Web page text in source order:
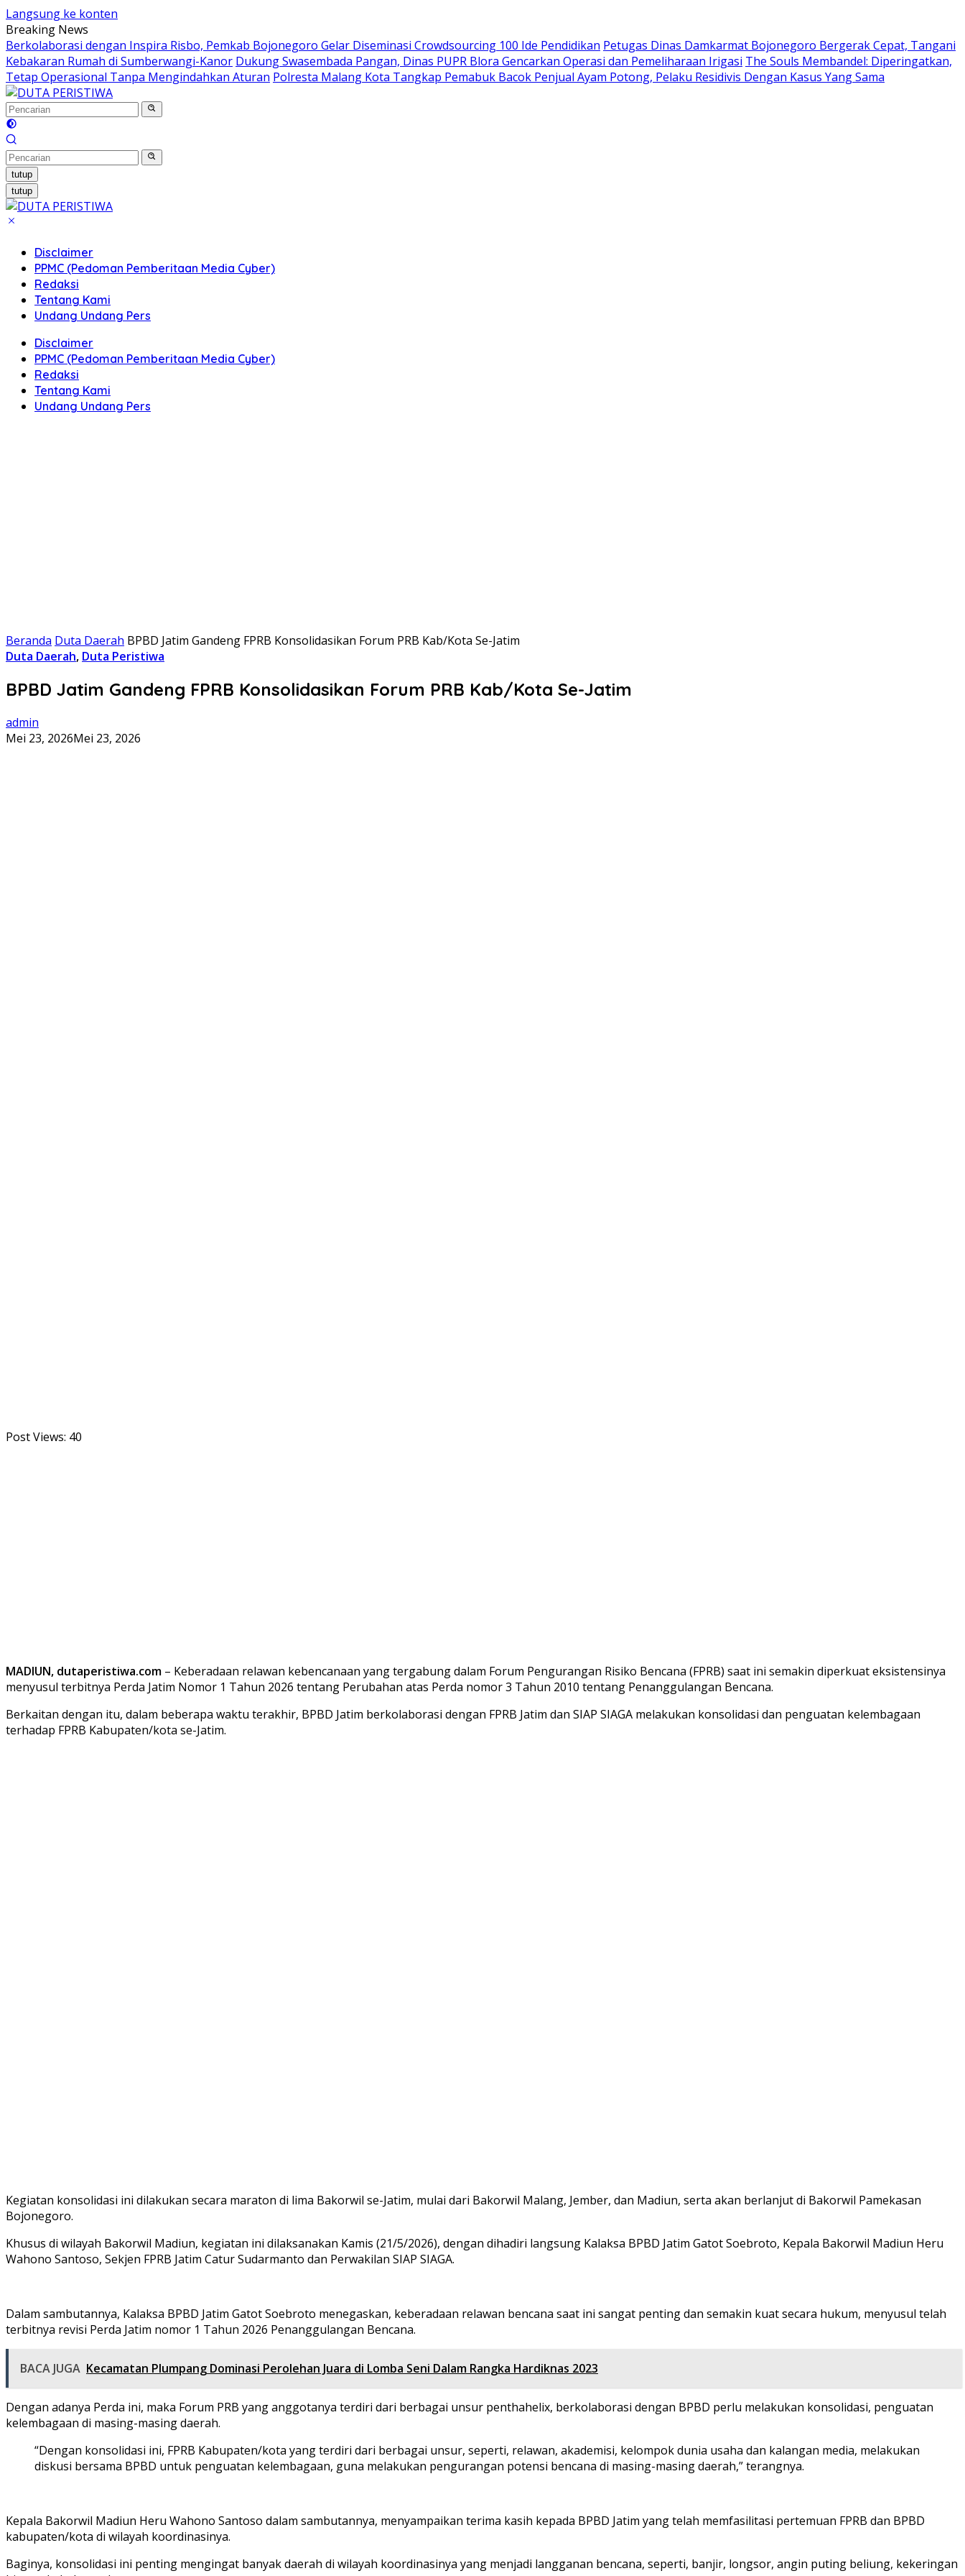
Langsung ke konten
Breaking News
Berkolaborasi dengan Inspira Risbo, Pemkab Bojonegoro Gelar Diseminasi Crowdsourcing 100 Ide Pendidikan Petugas Dinas Damkarmat Bojonegoro Bergerak Cepat, Tangani
Kebakaran Rumah di Sumberwangi-Kanor Dukung Swasembada Pangan, Dinas PUPR Blora Gencarkan Operasi dan Pemeliharaan Irigasi The Souls Membandel: Diperingatkan,
Tetap Operasional Tanpa Mengindahkan Aturan Polresta Malang Kota Tangkap Pemabuk Bacok Penjual Ayam Potong, Pelaku Residivis Dengan Kasus Yang Sama
tutup
tutup
Disclaimer
PPMC (Pedoman Pemberitaan Media Cyber)
Redaksi
Tentang Kami
Undang Undang Pers
Disclaimer
PPMC (Pedoman Pemberitaan Media Cyber)
Redaksi
Tentang Kami
Undang Undang Pers
Beranda Duta Daerah BPBD Jatim Gandeng FPRB Konsolidasikan Forum PRB Kab/Kota Se-Jatim
Duta Daerah, Duta Peristiwa
BPBD Jatim Gandeng FPRB Konsolidasikan Forum PRB Kab/Kota Se-Jatim
admin
Mei 23, 2026Mei 23, 2026
Post Views: 40
MADIUN, dutaperistiwa.com – Keberadaan relawan kebencanaan yang tergabung dalam Forum Pengurangan Risiko Bencana (FPRB) saat ini semakin diperkuat eksistensinya
menyusul terbitnya Perda Jatim Nomor 1 Tahun 2026 tentang Perubahan atas Perda nomor 3 Tahun 2010 tentang Penanggulangan Bencana.
Berkaitan dengan itu, dalam beberapa waktu terakhir, BPBD Jatim berkolaborasi dengan FPRB Jatim dan SIAP SIAGA melakukan konsolidasi dan penguatan kelembagaan
terhadap FPRB Kabupaten/kota se-Jatim.
Kegiatan konsolidasi ini dilakukan secara maraton di lima Bakorwil se-Jatim, mulai dari Bakorwil Malang, Jember, dan Madiun, serta akan berlanjut di Bakorwil Pamekasan
Bojonegoro.
Khusus di wilayah Bakorwil Madiun, kegiatan ini dilaksanakan Kamis (21/5/2026), dengan dihadiri langsung Kalaksa BPBD Jatim Gatot Soebroto, Kepala Bakorwil Madiun Heru
Wahono Santoso, Sekjen FPRB Jatim Catur Sudarmanto dan Perwakilan SIAP SIAGA.
Dalam sambutannya, Kalaksa BPBD Jatim Gatot Soebroto menegaskan, keberadaan relawan bencana saat ini sangat penting dan semakin kuat secara hukum, menyusul telah
terbitnya revisi Perda Jatim nomor 1 Tahun 2026 Penanggulangan Bencana.
BACA JUGA Kecamatan Plumpang Dominasi Perolehan Juara di Lomba Seni Dalam Rangka Hardiknas 2023
Dengan adanya Perda ini, maka Forum PRB yang anggotanya terdiri dari berbagai unsur penthahelix, berkolaborasi dengan BPBD perlu melakukan konsolidasi, penguatan
kelembagaan di masing-masing daerah.
“Dengan konsolidasi ini, FPRB Kabupaten/kota yang terdiri dari berbagai unsur, seperti, relawan, akademisi, kelompok dunia usaha dan kalangan media, melakukan
diskusi bersama BPBD untuk penguatan kelembagaan, guna melakukan pengurangan potensi bencana di masing-masing daerah,” terangnya.
Kepala Bakorwil Madiun Heru Wahono Santoso dalam sambutannya, menyampaikan terima kasih kepada BPBD Jatim yang telah memfasilitasi pertemuan FPRB dan BPBD
kabupaten/kota di wilayah koordinasinya.
Baginya, konsolidasi ini penting mengingat banyak daerah di wilayah koordinasinya yang menjadi langganan bencana, seperti, banjir, longsor, angin puting beliung, kekeringan